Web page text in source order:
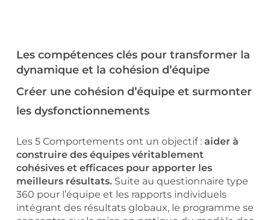
Les compétences clés pour transformer la
dynamique et la cohésion d’équipe
Créer une cohésion d’équipe et surmonter
les dysfonctionnements
Les 5 Comportements ont un objectif : aider à
construire des équipes véritablement
cohésives et efficaces pour apporter les
meilleurs résultats.Suite au questionnaire type
360 pour l’équipe et les rapports individuels
intégrant des résultats globaux, le programme se